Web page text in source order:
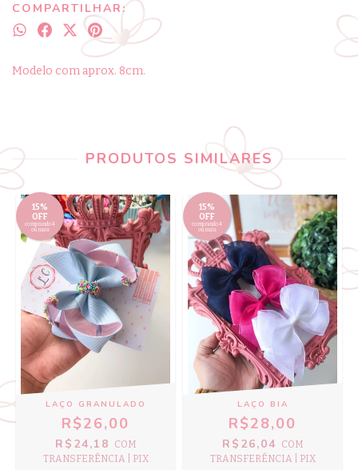
COMPARTILHAR:
Modelo com aprox. 8cm.
PRODUTOS SIMILARES
15%
OFF
comprando 4
ou mais
LAÇO GRANULADO
R$26,00
R$24,18
COM
TRANSFERÊNCIA | PIX
15%
OFF
comprando 4
ou mais
LAÇO BIA
R$28,00
R$26,04 COM
TRANSFERÊNCIA | PIX